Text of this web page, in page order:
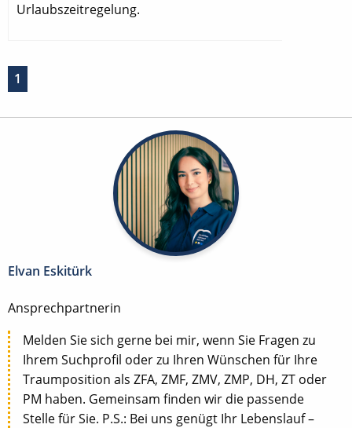
Urlaubszeitregelung.
1
Elvan Eskitürk
Ansprechpartnerin
Melden Sie sich gerne bei mir, wenn Sie Fragen zu
Ihrem Suchprofil oder zu Ihren Wünschen für Ihre
Traumposition als ZFA, ZMF, ZMV, ZMP, DH, ZT oder
PM haben. Gemeinsam finden wir die passende
Stelle für Sie. P.S.: Bei uns genügt Ihr Lebenslauf –